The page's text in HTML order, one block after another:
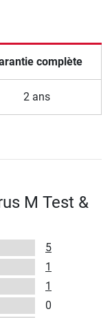
complète
2 ans
M Test &
5
1
1
0